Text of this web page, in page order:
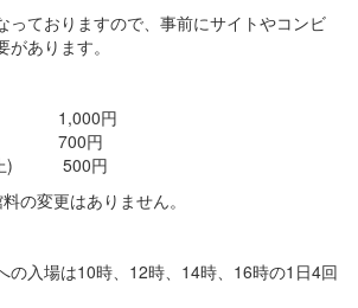
っておりますので、事前にサイトやコンビ
あります。
生 1,000円
生 700円
上) 500円
の変更はありません。
の入場は10時、12時、14時、16時の1日4回